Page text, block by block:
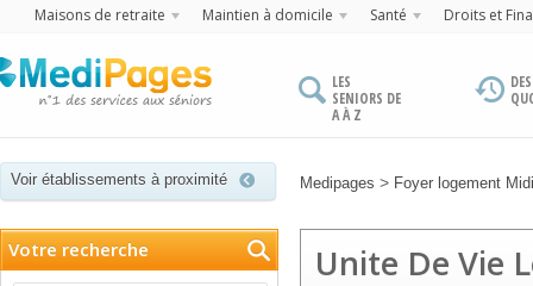
Maisons de retraite Maintien à domicile Santé Droits et
LES
SENIORS DE
A À Z
Voir établissements à proximité Medipages > Foyer logement
Votre recherche Unite De Vie